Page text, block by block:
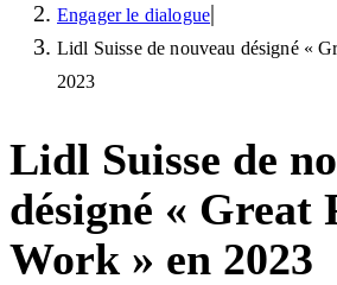
Engager le dialogue|
Lidl Suisse de nouveau désigné «
2023
Lidl Suisse de
désigné « Great
Work » en 2023